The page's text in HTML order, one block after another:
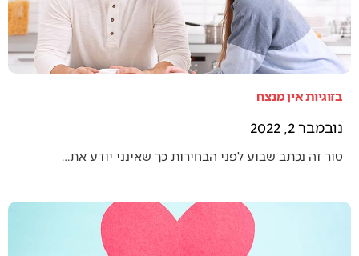
בזוגיות אין מנצח
נובמבר 2, 2022
טור זה נכתב שבוע לפני הבחירות כך שאינני יודע את…